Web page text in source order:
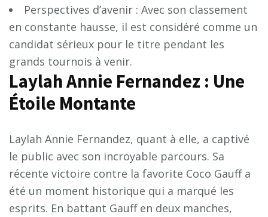
Perspectives d’avenir : Avec son classement
en constante hausse, il est considéré comme un
candidat sérieux pour le titre pendant les
grands tournois à venir.
Laylah Annie Fernandez : Une
Étoile Montante
Laylah Annie Fernandez, quant à elle, a captivé
le public avec son incroyable parcours. Sa
récente victoire contre la favorite Coco Gauff a
été un moment historique qui a marqué les
esprits. En battant Gauff en deux manches,